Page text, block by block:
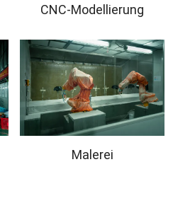
CNC-Modellierung
Malerei